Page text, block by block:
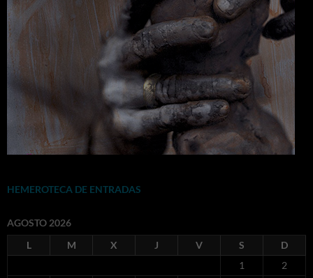
HEMEROTECA DE ENTRADAS
AGOSTO 2026
L
M X J V S
D
1
2